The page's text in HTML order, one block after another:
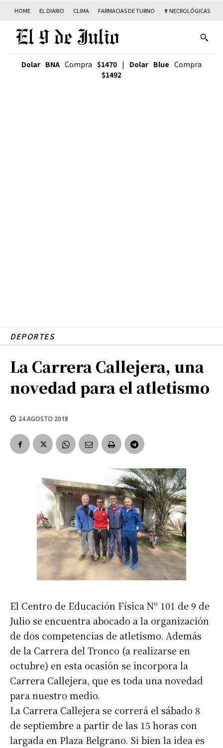
HOME EL DIARIO CLIMA FARMACIAS DE TURNO ✟ NECROLÓGICAS
Dolar BNA Compra $1470 | Dolar Blue Compra
$1492
DEPORTES
La Carrera Callejera, una
novedad para el atletismo
24 AGOSTO 2018
El Centro de Educación Física Nº 101 de 9 de
Julio se encuentra abocado a la organización
de dos competencias de atletismo. Además
de la Carrera del Tronco (a realizarse en
octubre) en esta ocasión se incorpora la
Carrera Callejera, que es toda una novedad
para nuestro medio.
La Carrera Callejera se correrá el sábado 8
de septiembre a partir de las 15 horas con
largada en Plaza Belgrano. Si bien la idea es